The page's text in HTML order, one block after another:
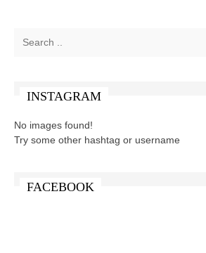
INSTAGRAM
No images found!
Try some other hashtag or username
FACEBOOK